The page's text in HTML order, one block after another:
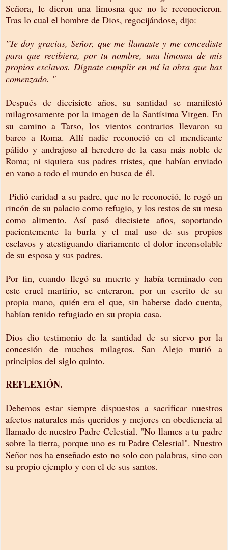
Señora, le dieron una limosna que no le reconocieron.
Tras lo cual el hombre de Dios, regocijándose, dijo:
"Te doy gracias, Señor, que me llamaste y me concediste
para que recibiera, por tu nombre, una limosna de mis
propios esclavos. Dígnate cumplir en mí la obra que has
comenzado. "
Después de diecisiete años, su santidad se manifestó
milagrosamente por la imagen de la Santísima Virgen. En
su camino a Tarso, los vientos contrarios llevaron su
barco a Roma. Allí nadie reconoció en el mendicante
pálido y andrajoso al heredero de la casa más noble de
Roma; ni siquiera sus padres tristes, que habían enviado
en vano a todo el mundo en busca de él.
Pidió caridad a su padre, que no le reconoció, le rogó un
rincón de su palacio como refugio, y los restos de su mesa
como alimento. Así pasó diecisiete años, soportando
pacientemente la burla y el mal uso de sus propios
esclavos y atestiguando diariamente el dolor inconsolable
de su esposa y sus padres.
Por fin, cuando llegó su muerte y había terminado con
este cruel martirio, se enteraron, por un escrito de su
propia mano, quién era el que, sin haberse dado cuenta,
habían tenido refugiado en su propia casa.
Dios dio testimonio de la santidad de su siervo por la
concesión de muchos milagros. San Alejo murió a
principios del siglo quinto.
REFLEXIÓN.
Debemos estar siempre dispuestos a sacrificar nuestros
afectos naturales más queridos y mejores en obediencia al
llamado de nuestro Padre Celestial. "No llames a tu padre
sobre la tierra, porque uno es tu Padre Celestial". Nuestro
Señor nos ha enseñado esto no solo con palabras, sino con
su propio ejemplo y con el de sus santos.